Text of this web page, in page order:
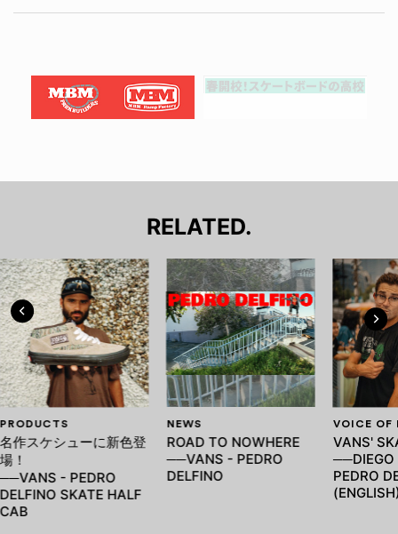
RELATED.
PRODUCTS
名作スケシューに新色登
場！
──VANS - PEDRO
DELFINO SKATE HALF
CAB
NEWS
ROAD TO NOWHERE
──VANS - PEDRO
DELFINO
VOICE OF
VANS'
──DIEGO
PEDRO